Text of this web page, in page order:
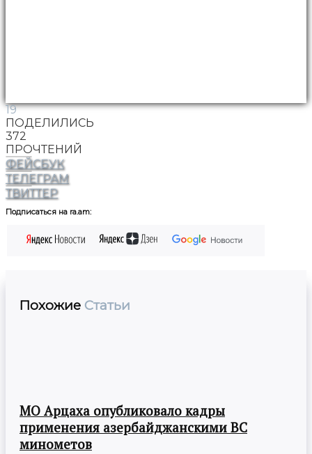
19
ПОДЕЛИЛИСЬ
372
ПРОЧТЕНИЙ
ФЕЙСБУК
ТЕЛЕГРАМ
ТВИТТЕР
Подписаться на ra.am:
Похожие Статьи
МО Арцаха опубликовало кадры
применения азербайджанскими ВС
минометов